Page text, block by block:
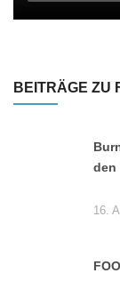
BEITRÄGE ZU
den
16.